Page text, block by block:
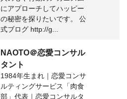
にアプローチしてハッピー
の秘密を探りたいです。 公
式ブログ http://g...
NAOTO＠恋愛コンサル
タント
1984年生まれ｜恋愛コンサ
ルティングサービス「肉食
部」代表｜恋愛コンサルタ